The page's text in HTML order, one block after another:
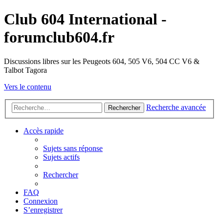
Club 604 International -
forumclub604.fr
Discussions libres sur les Peugeots 604, 505 V6, 504 CC V6 &
Talbot Tagora
Vers le contenu
Rechercher Recherche avancée
Accès rapide
Sujets sans réponse
Sujets actifs
Rechercher
FAQ
Connexion
S’enregistrer